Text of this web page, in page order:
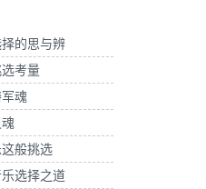
十四节气清明项目提供音乐版权
的思与辨
考量
魂
般挑选
选择之道